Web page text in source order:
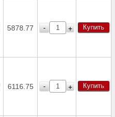
5878.77 - + Купить
6116.75 - + Купить